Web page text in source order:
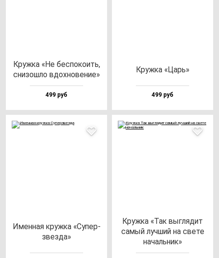
Круж­ка «Не бес­по­ко­ить,
сни­зош­ло вдох­но­ве­ние»
499 руб
Круж­ка «Царь»
499 руб
Имен­ная круж­ка «Супер­
звез­да»
Круж­ка «Так выг­ля­дит
са­мый луч­ший на све­те
на­чаль­ник»